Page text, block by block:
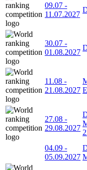
09.07 -
11.07.2027
30.07 -
01.08.2027
11.08 -
21.08.2027
27.08 -
29.08.2027
04.09 -
05.09.2027